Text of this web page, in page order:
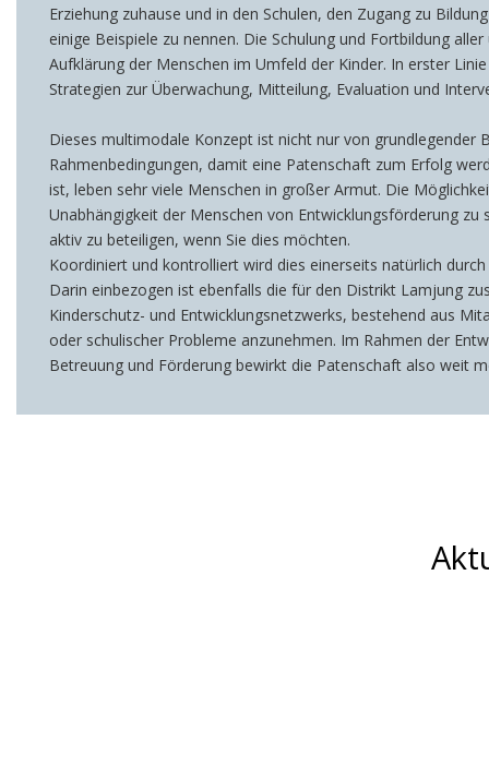
Erziehung zuhause und in den Schulen, den Zugang zu
einige Beispiele zu nennen. Die Schulung und Fortbildung
Aufklärung der Menschen im Umfeld der Kinder. In erster
Strategien zur Überwachung, Mitteilung, Evaluation und
Dieses multimodale Konzept ist nicht nur von grundlegender
Rahmenbedingungen, damit eine Patenschaft zum Erfolg
ist, leben sehr viele Menschen in großer Armut. Die
Unabhängigkeit der Menschen von Entwicklungsförderung
aktiv zu beteiligen, wenn Sie dies möchten.
Koordiniert und kontrolliert wird dies einerseits natürlich
Darin einbezogen ist ebenfalls die für den Distrikt Lamjung
Kinderschutz- und Entwicklungsnetzwerks, bestehend aus
oder schulischer Probleme anzunehmen. Im Rahmen der
Betreuung und Förderung bewirkt die Patenschaft also weit